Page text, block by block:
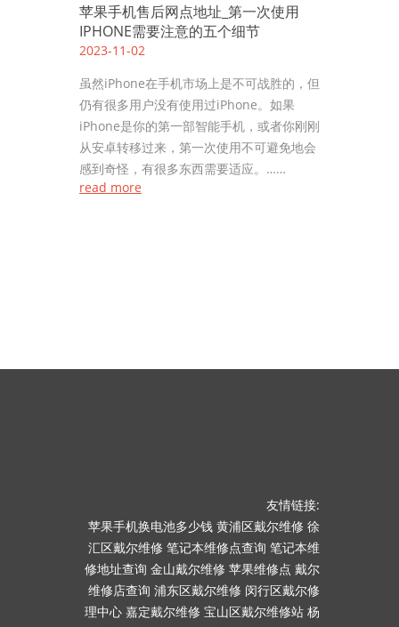
苹果手机售后网点地址_第一次使用
IPHONE需要注意的五个细节
2023-11-02
虽然iPhone在手机市场上是不可战胜的，但
仍有很多用户没有使用过iPhone。如果
iPhone是你的第一部智能手机，或者你刚刚
从安卓转移过来，第一次使用不可避免地会
感到奇怪，有很多东西需要适应。……
read more
友情链接:
苹果手机换电池多少钱 黄浦区戴尔维修 徐
汇区戴尔维修 笔记本维修点查询 笔记本维
修地址查询 金山戴尔维修 苹果维修点 戴尔
维修店查询 浦东区戴尔维修 闵行区戴尔修
理中心 嘉定戴尔维修 宝山区戴尔维修站 杨